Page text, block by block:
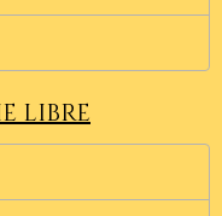
libre